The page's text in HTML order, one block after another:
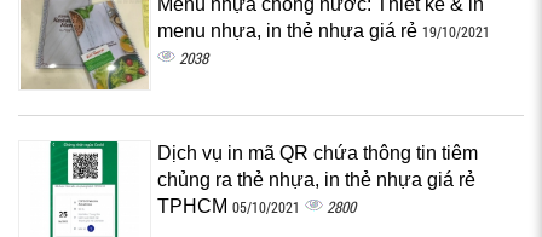
Menu nhựa chống nước: Thiết kế & in
menu nhựa, in thẻ nhựa giá rẻ 19/10/2021
2038
Dịch vụ in mã QR chứa thông tin tiêm
chủng ra thẻ nhựa, in thẻ nhựa giá rẻ
TPHCM 05/10/2021 2800